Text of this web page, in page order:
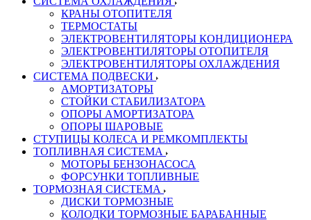
КРАНЫ ОТОПИТЕЛЯ
ТЕРМОСТАТЫ
ЭЛЕКТРОВЕНТИЛЯТОРЫ КОНДИЦИОНЕРА
ЭЛЕКТРОВЕНТИЛЯТОРЫ ОТОПИТЕЛЯ
ЭЛЕКТРОВЕНТИЛЯТОРЫ ОХЛАЖДЕНИЯ
СИСТЕМА ПОДВЕСКИ
АМОРТИЗАТОРЫ
СТОЙКИ СТАБИЛИЗАТОРА
ОПОРЫ АМОРТИЗАТОРА
ОПОРЫ ШАРОВЫЕ
СТУПИЦЫ КОЛЕСА И РЕМКОМПЛЕКТЫ
ТОПЛИВНАЯ СИСТЕМА
МОТОРЫ БЕНЗОНАСОСА
ФОРСУНКИ ТОПЛИВНЫЕ
ТОРМОЗНАЯ СИСТЕМА
ДИСКИ ТОРМОЗНЫЕ
КОЛОДКИ ТОРМОЗНЫЕ БАРАБАННЫЕ